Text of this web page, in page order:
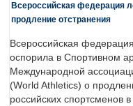
Всероссийская федерация
продление отстранения
Всероссийская
оспорила в Спортивном
Международной
(World Athletics) о
российских спортсменов